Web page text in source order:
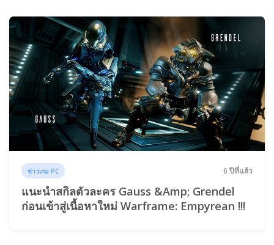
ข่าวเกม PC 6 ปีที่แล้ว
แนะนำสกิลตัวละคร Gauss &amp; Grendel
ก่อนเข้าสู่เนื้อหาใหม่ Warframe: Empyrean !!!